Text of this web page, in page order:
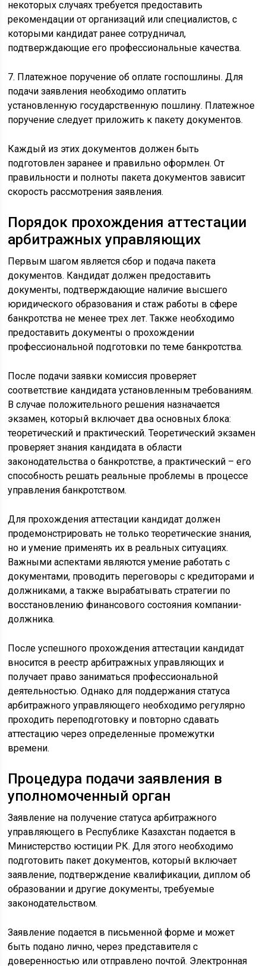
некоторых случаях требуется предоставить
рекомендации от организаций или специалистов, с
которыми кандидат ранее сотрудничал,
подтверждающие его профессиональные качества.
7. Платежное поручение об оплате госпошлины. Для
подачи заявления необходимо оплатить
установленную государственную пошлину. Платежное
поручение следует приложить к пакету документов.
Каждый из этих документов должен быть
подготовлен заранее и правильно оформлен. От
правильности и полноты пакета документов зависит
скорость рассмотрения заявления.
Порядок прохождения аттестации
арбитражных управляющих
Первым шагом является сбор и подача пакета
документов. Кандидат должен предоставить
документы, подтверждающие наличие высшего
юридического образования и стаж работы в сфере
банкротства не менее трех лет. Также необходимо
предоставить документы о прохождении
профессиональной подготовки по теме банкротства.
После подачи заявки комиссия проверяет
соответствие кандидата установленным требованиям.
В случае положительного решения назначается
экзамен, который включает два основных блока:
теоретический и практический. Теоретический экзамен
проверяет знания кандидата в области
законодательства о банкротстве, а практический – его
способность решать реальные проблемы в процессе
управления банкротством.
Для прохождения аттестации кандидат должен
продемонстрировать не только теоретические знания,
но и умение применять их в реальных ситуациях.
Важными аспектами являются умение работать с
документами, проводить переговоры с кредиторами и
должниками, а также вырабатывать стратегии по
восстановлению финансового состояния компании-
должника.
После успешного прохождения аттестации кандидат
вносится в реестр арбитражных управляющих и
получает право заниматься профессиональной
деятельностью. Однако для поддержания статуса
арбитражного управляющего необходимо регулярно
проходить переподготовку и повторно сдавать
аттестацию через определенные промежутки
времени.
Процедура подачи заявления в
уполномоченный орган
Заявление на получение статуса арбитражного
управляющего в Республике Казахстан подается в
Министерство юстиции РК. Для этого необходимо
подготовить пакет документов, который включает
заявление, подтверждение квалификации, диплом об
образовании и другие документы, требуемые
законодательством.
Заявление подается в письменной форме и может
быть подано лично, через представителя с
доверенностью или отправлено почтой. Электронная